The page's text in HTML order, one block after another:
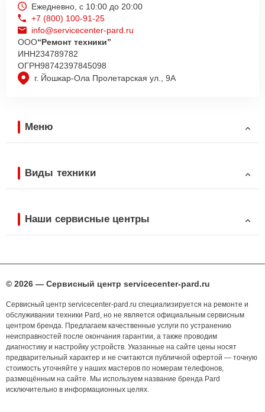
г. Йошкар-Ола Пролетарская ул., 9А
Ежедневно, с 10:00 до 20:00
+7 (800) 100-91-25
info@servicecenter-pard.ru
ООО“Ремонт техники”
ИНН234789782
ОГРН98742397845098
Меню
Виды техники
Наши сервисные центры
© 2026 — Сервисный центр servicecenter-pard.ru
Сервисный центр servicecenter-pard.ru специализируется на ремонте и
обслуживании техники Pard, но не является официальным сервисным
центром бренда. Предлагаем качественные услуги по устранению
неисправностей после окончания гарантии, а также проводим
диагностику и настройку устройств. Указанные на сайте цены носят
предварительный характер и не считаются публичной офертой — точную
стоимость уточняйте у наших мастеров по номерам телефонов,
размещённым на сайте. Мы используем название бренда Pard
исключительно в информационных целях.